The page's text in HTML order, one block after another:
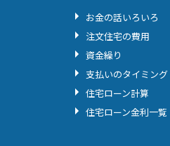
お金の話いろいろ
注文住宅の費用
資金繰り
支払いのタイミング
住宅ローン計算
住宅ローン金利一覧